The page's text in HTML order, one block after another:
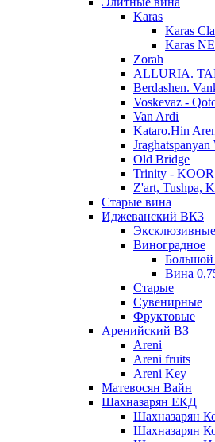
Karas
Karas
Karas
Zorah
ALLURIA.
Berdashen.
Voskevaz -
Van Ardi
Kataro.Hin
Old Bridge
Trinity - KOOR
Z'art, Tushpa,
Старые вина
Иджеванский ВК3
Виноградное
Большой
Вина
Старые
Сувенирные
Фруктовые
Аренийский ВЗ
Areni
Areni fruits
Areni Key
Матевосян Вайн
Шахназарян ЕКД
Шахназарян
Шахназарян